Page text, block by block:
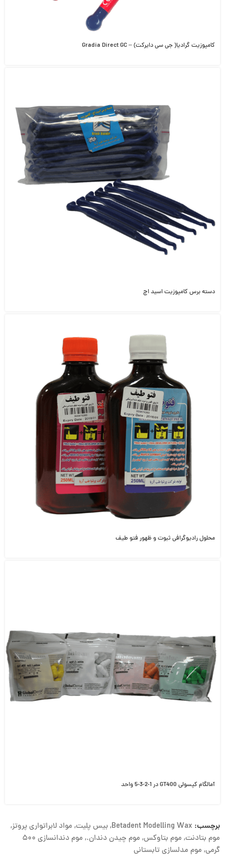
کامپوزیت گرادیا( جی سی دایرکت) – Gradia Direct GC
دسته برس کامپوزیت اسید اچ
محلول رادیوگرافی ثبوت و ظهور فتو طیف
آمالگام کپسولی GT400 در 1-2-3-5 واحد
برچسب: Betadent Modelling Wax
,بیس پلیت, مواد لابراتواری پروتز,
موم بتادنت, موم بتاوکس, موم چیدن دندان.,
موم دندانسازی ۵۰۰
گرمی, موم مدلسازی تابستانی